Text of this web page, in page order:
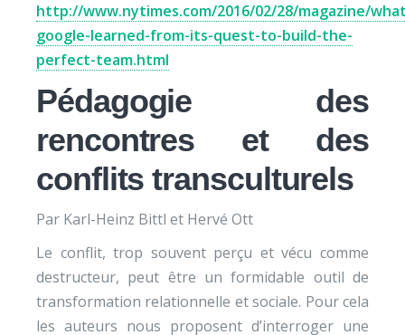
http://www.nytimes.com/2016/02/28/magazine/
google-learned-from-its-quest-to-build-the-
perfect-team.html
Pédagogie des
rencontres et des
conflits transculturels
Par Karl-Heinz Bittl et Hervé Ott
Le conflit, trop souvent perçu et vécu comme
destructeur, peut être un formidable outil de
transformation relationnelle et sociale. Pour cela
les auteurs nous proposent d’interroger une